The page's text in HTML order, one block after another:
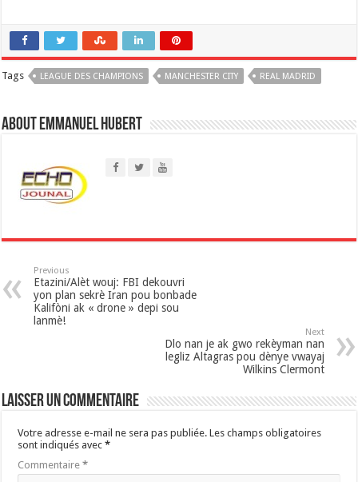
a
t
p
p
Tags LEAGUE DES CHAMPIONS MANCHESTER CITY REAL MADRID
About Emmanuel Hubert
Previous
Etazini/Alèt wouj: FBI dekouvri
yon plan sekrè Iran pou bonbade
Kalifòni ak « drone » depi sou
lanmè!
Next
Dlo nan je ak gwo rekèyman nan
legliz Altagras pou dènye vwayaj
Wilkins Clermont
Laisser un commentaire
Votre adresse e-mail ne sera pas publiée. Les champs obligatoires
sont indiqués avec*
Commentaire*